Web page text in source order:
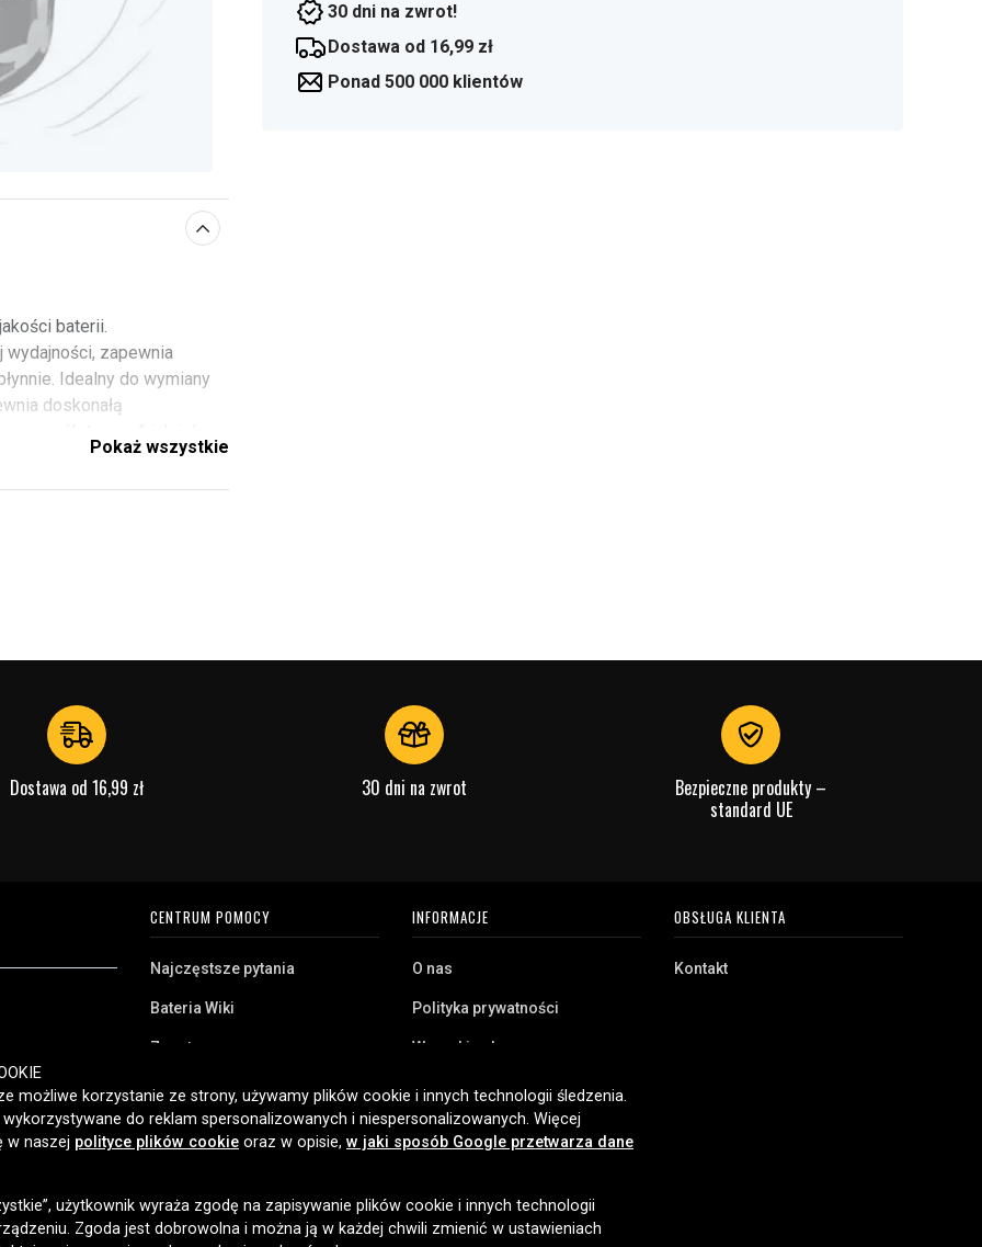
baterii.
zapewnia
Idealny do wymiany
doskonałą
Twojego urządzenia nigdy
parametry
Pokaż wszystkie
30 dni na zwrot!
Dostawa od 16,99 zł
Ponad 500 000 klientów
Dostawa od 16,99 zł 30 dni na zwrot
Bezpieczne produkty –
standard UE
naszą szeroką
domowego,
klientom w
dostawę i
roku.
CENTRUM POMOCY
Najczęstsze pytania
Bateria Wiki
Zwrot
Klient biznesowy
Jaką baterię posiadam?
INFORMACJE
O nas
Polityka prywatności
Warunki zakupu
Pliki cookie
OBSŁUGA KLIENTA
Kontakt
OPCJE DOSTAWY
możliwe korzystanie ze strony, używamy plików cookie i innych technologii śledzenia.
do reklam spersonalizowanych i niespersonalizowanych. Więcej
w naszej polityce plików cookie oraz w opisie, w jaki sposób Google przetwarza dane
użytkownik wyraża zgodę na zapisywanie plików cookie i innych technologii
Zgoda jest dobrowolna i można ją w każdej chwili zmienić w ustawieniach